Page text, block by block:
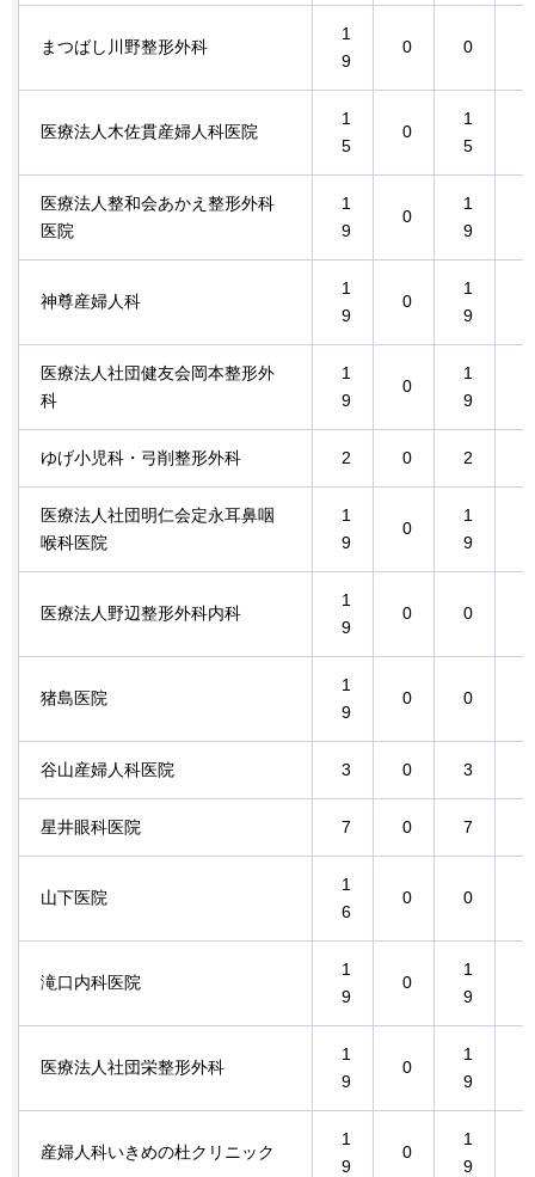
まつばし川野整形外科
1
9
0 0
医療法人木佐貫産婦人科医院
1
5
0
1
5
医療法人整和会あかえ整形外科
医院
1
9
0
1
9
神尊産婦人科
1
9
0
1
9
医療法人社団健友会岡本整形外
科
1
9
0
1
9
ゆげ小児科・弓削整形外科 2 0 2
医療法人社団明仁会定永耳鼻咽
喉科医院
1
9
0
1
9
医療法人野辺整形外科内科
1
9
0 0
猪島医院
1
9
0 0
谷山産婦人科医院 3 0 3
星井眼科医院 7 0 7
山下医院
1
6
0 0
滝口内科医院
1
9
0
1
9
医療法人社団栄整形外科
1
9
0
1
9
産婦人科いきめの杜クリニック
1
9
0
1
9